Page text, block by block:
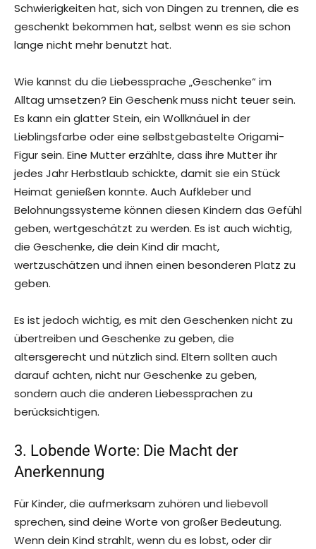
Schwierigkeiten hat, sich von Dingen zu trennen, die es
geschenkt bekommen hat, selbst wenn es sie schon
lange nicht mehr benutzt hat.
Wie kannst du die Liebessprache „Geschenke“ im
Alltag umsetzen? Ein Geschenk muss nicht teuer sein.
Es kann ein glatter Stein, ein Wollknäuel in der
Lieblingsfarbe oder eine selbstgebastelte Origami-
Figur sein. Eine Mutter erzählte, dass ihre Mutter ihr
jedes Jahr Herbstlaub schickte, damit sie ein Stück
Heimat genießen konnte. Auch Aufkleber und
Belohnungssysteme können diesen Kindern das Gefühl
geben, wertgeschätzt zu werden. Es ist auch wichtig,
die Geschenke, die dein Kind dir macht,
wertzuschätzen und ihnen einen besonderen Platz zu
geben.
Es ist jedoch wichtig, es mit den Geschenken nicht zu
übertreiben und Geschenke zu geben, die
altersgerecht und nützlich sind. Eltern sollten auch
darauf achten, nicht nur Geschenke zu geben,
sondern auch die anderen Liebessprachen zu
berücksichtigen.
3. Lobende Worte: Die Macht der
Anerkennung
Für Kinder, die aufmerksam zuhören und liebevoll
sprechen, sind deine Worte von großer Bedeutung.
Wenn dein Kind strahlt, wenn du es lobst, oder dir